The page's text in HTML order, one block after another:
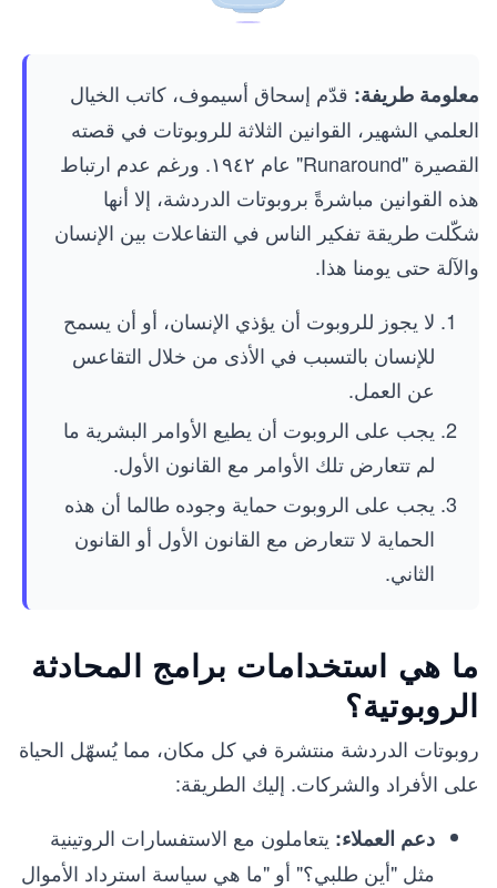
معلومة طريفة: قدّم إسحاق أسيموف، كاتب الخيال
العلمي الشهير، القوانين الثلاثة للروبوتات في قصته
القصيرة "Runaround" عام ١٩٤٢. ورغم عدم ارتباط
هذه القوانين مباشرةً بروبوتات الدردشة، إلا أنها
شكّلت طريقة تفكير الناس في التفاعلات بين الإنسان
والآلة حتى يومنا هذا.
لا يجوز للروبوت أن يؤذي الإنسان، أو أن يسمح
للإنسان بالتسبب في الأذى من خلال التقاعس
عن العمل.
يجب على الروبوت أن يطيع الأوامر البشرية ما
لم تتعارض تلك الأوامر مع القانون الأول.
يجب على الروبوت حماية وجوده طالما أن هذه
الحماية لا تتعارض مع القانون الأول أو القانون
الثاني.
ما هي استخدامات برامج المحادثة
الروبوتية؟
روبوتات الدردشة منتشرة في كل مكان، مما يُسهّل الحياة
على الأفراد والشركات. إليك الطريقة:
دعم العملاء: يتعاملون مع الاستفسارات الروتينية
مثل "أين طلبي؟" أو "ما هي سياسة استرداد الأموال